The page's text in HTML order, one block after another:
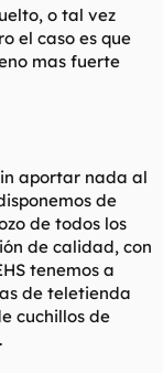
o tal vez
el caso es que
mas fuerte
aportar nada al
de
de todos los
de calidad, con
tenemos a
de teletienda
cuchillos de